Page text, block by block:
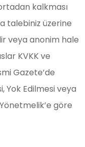
kalkması
talebiniz üzerine
veya anonim hale
KVKK ve
Gazete’de
Yok Edilmesi veya
göre